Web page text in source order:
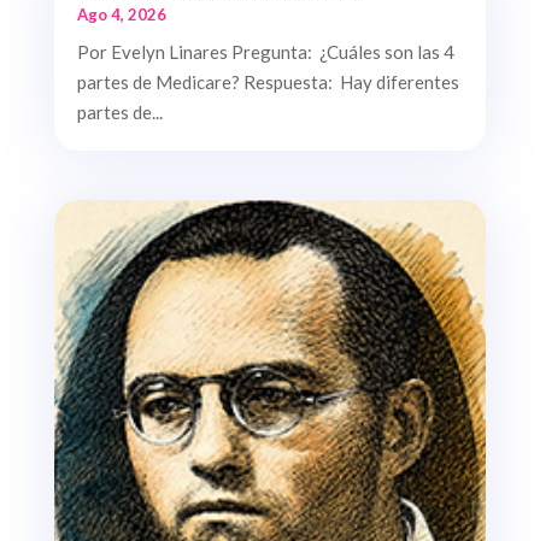
Ago 4, 2026
Por Evelyn Linares Pregunta: ¿Cuáles son las 4
partes de Medicare? Respuesta: Hay diferentes
partes de...